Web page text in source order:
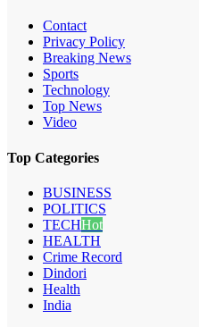
Contact
Privacy Policy
Breaking News
Sports
Technology
Top News
Video
Top Categories
BUSINESS
POLITICS
TECHHot
HEALTH
Crime Record
Dindori
Health
India